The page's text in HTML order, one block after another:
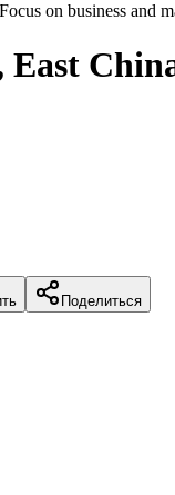
Focus on business and
East
Поделиться